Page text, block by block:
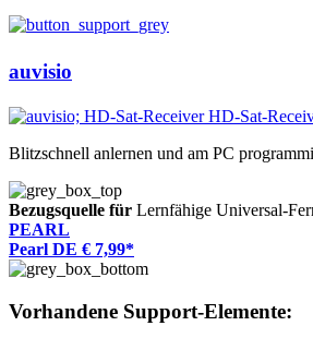
auvisio
Blitzschnell anlernen und am PC
Bezugsquelle für Lernfähige Universal-
PEARL
Pearl DE € 7,99*
Vorhandene Support-Elemente: